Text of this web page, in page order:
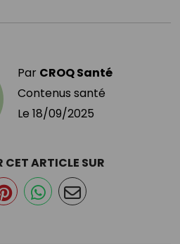
Par CROQ Santé
Contenus santé
Le 18/09/2025
CET ARTICLE SUR